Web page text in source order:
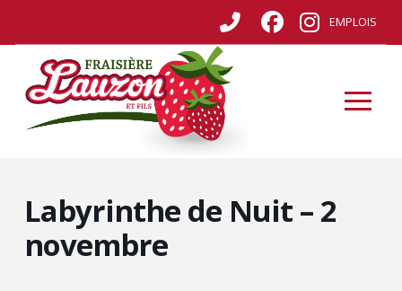
EMPLOIS
Labyrinthe de Nuit – 2
novembre